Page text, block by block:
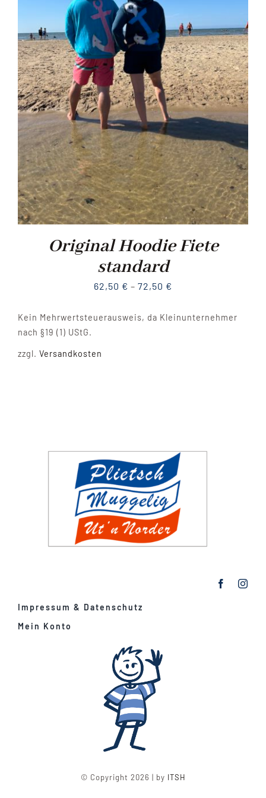
Original Hoodie Fiete
standard
62,50 € – 72,50 €
Kein Mehrwertsteuerausweis, da Kleinunternehmer
nach §19 (1) UStG.
zzgl. Versandkosten
Impressum & Datenschutz
Mein Konto
© Copyright 2026 | by ITSH